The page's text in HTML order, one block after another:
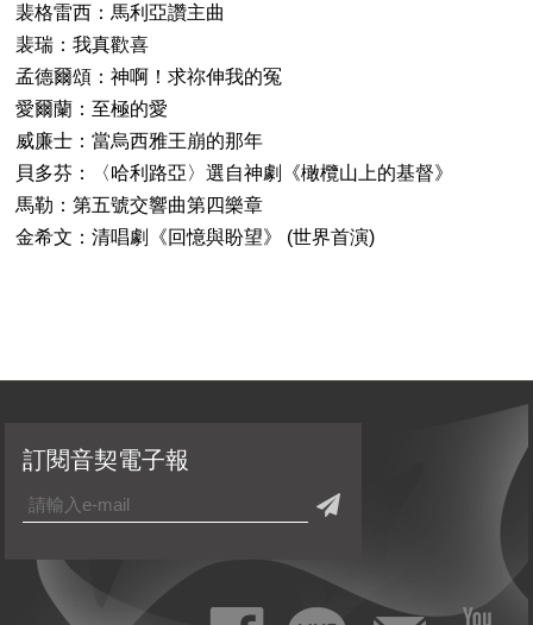
裴格雷西：馬利亞讚主曲
裴瑞：我真歡喜
孟德爾頌：神啊！求祢伸我的冤
愛爾蘭：至極的愛
威廉士：當烏西雅王崩的那年
貝多芬：〈哈利路亞〉選自神劇《橄欖山上的基督》
馬勒：第五號交響曲第四樂章
金希文：清唱劇《回憶與盼望》 (世界首演)
訂閱音契電子報